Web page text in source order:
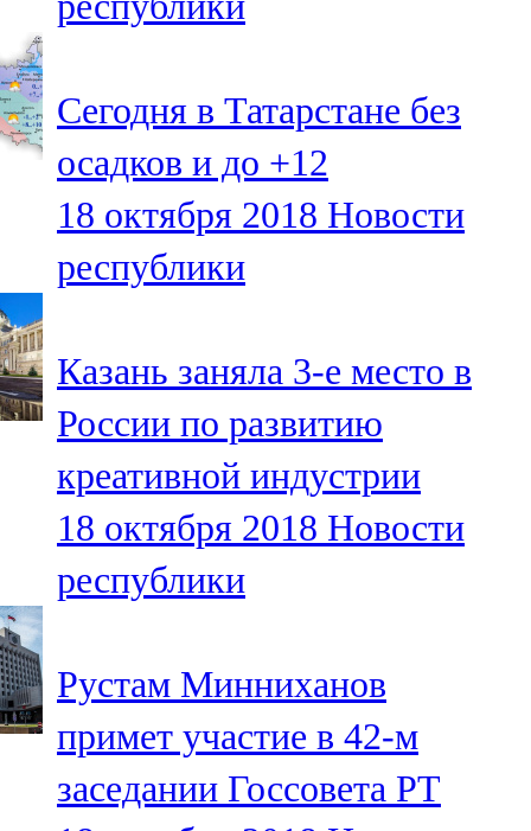
102,6 FM
107,7 FM
Чистай
103,0 FM
Чүпрәле
Шәмәрдән
102,3 FM
Яңа чишмә
107,0 FM
Яр Чаллы
Сегодня в Татарстане без
осадков и до +12
18 октября 2018 Новости
республики
Казань заняла 3-е место в
России по развитию
креативной индустрии
18 октября 2018 Новости
республики
Рустам Минниханов
примет участие в 42-м
заседании Госсовета РТ